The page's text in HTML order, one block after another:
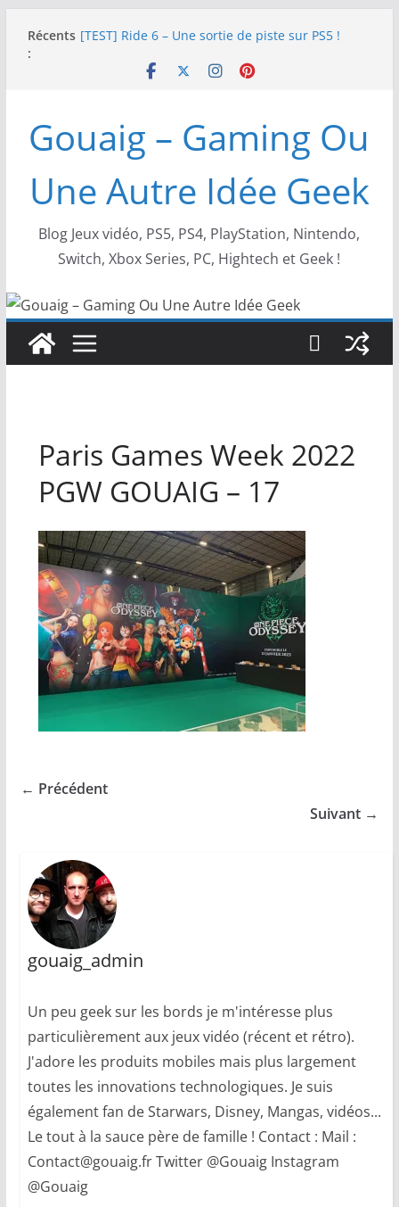
Récents
:
[TEST] Ride 6 – Une sortie de piste sur PS5 !
NEOGEO AES+ : La légende de l’arcade est de
SWITCH 2 : Nouveaux accessoires Turtle Beach X
Gouaig – Gaming Ou
Une Autre Idée Geek
Blog Jeux vidéo, PS5, PS4, PlayStation, Nintendo,
Switch, Xbox Series, PC, Hightech et Geek !
Paris Games Week 2022
PGW GOUAIG – 17
← Précédent
Suivant →
gouaig_admin
Un peu geek sur les bords je m'intéresse plus
particulièrement aux jeux vidéo (récent et rétro).
J'adore les produits mobiles mais plus largement
toutes les innovations technologiques. Je suis
également fan de Starwars, Disney, Mangas, vidéos...
Le tout à la sauce père de famille ! Contact : Mail :
Contact@gouaig.fr Twitter @Gouaig Instagram
@Gouaig